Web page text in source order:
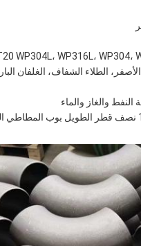
الطلاء الشفاف، الغلفان
والغاز والماء